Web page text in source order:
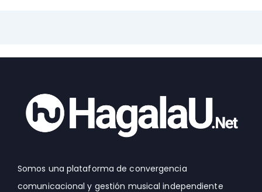
Somos una plataforma de convergencia
comunicacional y gestión musical independiente